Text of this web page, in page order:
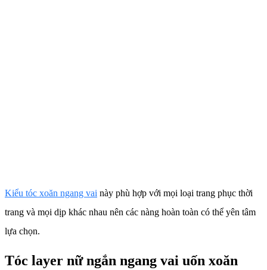
Kiểu tóc xoăn ngang vai này phù hợp với mọi loại trang phục thời
trang và mọi dịp khác nhau nên các nàng hoàn toàn có thể yên tâm
lựa chọn.
Tóc layer nữ ngắn ngang vai uốn xoăn